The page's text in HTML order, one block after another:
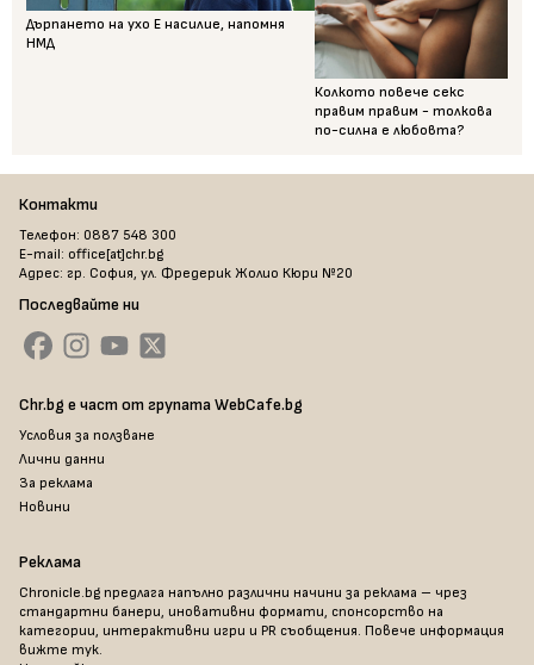
Дърпането на ухо Е насилие, напомня
НМД
Колкото повече секс
правим правим - толкова
по-силна е любовта?
Контакти
Телефон: 0887 548 300
E-mail: office[at]chr.bg
Адрес: гр. София, ул. Фредерик Жолио Кюри №20
Последвайте ни
Chr.bg е част от групата WebCafe.bg
Условия за ползване
Лични данни
За реклама
Новини
Реклама
Chronicle.bg предлага напълно различни начини за реклама – чрез
стандартни банери, иновативни формати, спонсорство на
категории, интерактивни игри и PR съобщения. Повече информация
вижте тук.